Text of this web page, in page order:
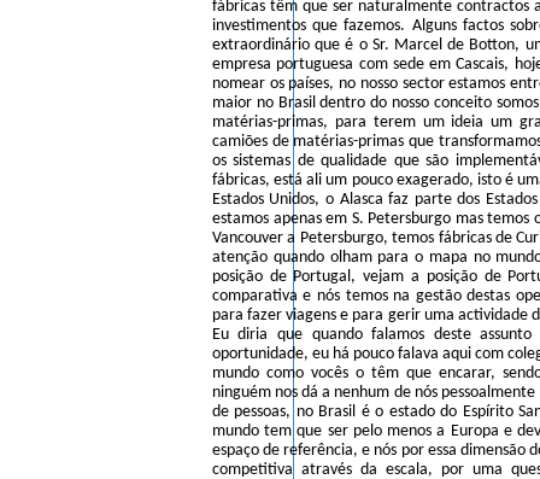
fábricas têm que ser naturalmente contractos
investimentos que fazemos. Alguns factos
extraordinário que é o Sr. Marcel de Botton,
empresa portuguesa com sede em Cascais,
nomear os países, no nosso sector estamos
maior no Brasil dentro do nosso conceito
matérias-primas, para terem um ideia um
camiões de matérias-primas que
os sistemas de qualidade que são
fábricas, está ali um pouco exagerado, isto é
Estados Unidos, o Alasca faz parte dos
estamos apenas em S. Petersburgo mas
Vancouver a Petersburgo, temos fábricas de
atenção quando olham para o mapa no
posição de Portugal, vejam a posição de
comparativa e nós temos na gestão destas
para fazer viagens e para gerir uma actividade
Eu diria que quando falamos deste
oportunidade, eu há pouco falava aqui com
mundo como vocês o têm que encarar,
ninguém nos dá a nenhum de nós
de pessoas, no Brasil é o estado do Espírito
mundo tem que ser pelo menos a Europa e
espaço de referência, e nós por essa
competitiva através da escala, por uma